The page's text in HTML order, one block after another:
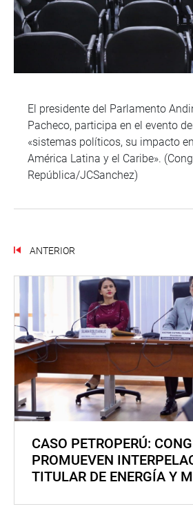
El presidente del Parlamento
Pacheco, participa en el evento
«sistemas políticos, su impacto
América Latina y el Caribe».
República/JCSanchez)
ANTERIOR
CASO PETROPERÚ:
PROMUEVEN
TITULAR DE ENERGÍA Y